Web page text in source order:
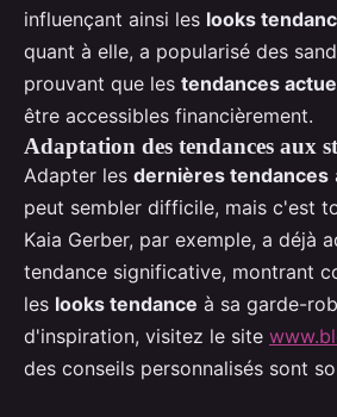
influençant ainsi les looks
quant à elle, a popularisé des
prouvant que les tendances
être accessibles financièrement.
Adaptation des tendances aux
Adapter les dernières tendances
peut sembler difficile, mais c'est
Kaia Gerber, par exemple, a déjà
tendance significative, montrant
les looks tendance à sa garde-
d'inspiration, visitez le site
des conseils personnalisés sont